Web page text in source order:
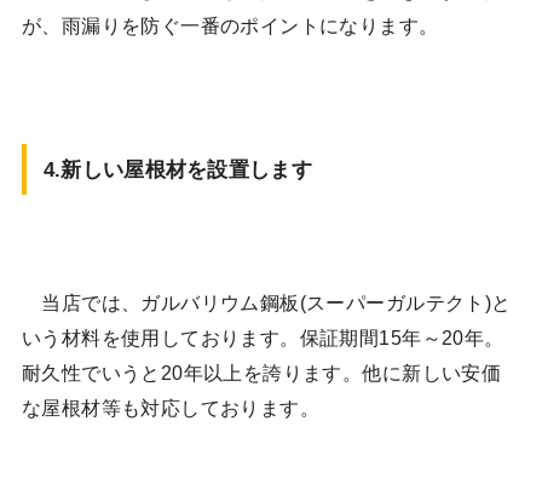
が、雨漏りを防ぐ一番のポイントになります。
4.新しい屋根材を設置します
当店では、ガルバリウム鋼板(スーパーガルテクト)と
いう材料を使用しております。保証期間15年～20年。
耐久性でいうと20年以上を誇ります。他に新しい安価
な屋根材等も対応しております。